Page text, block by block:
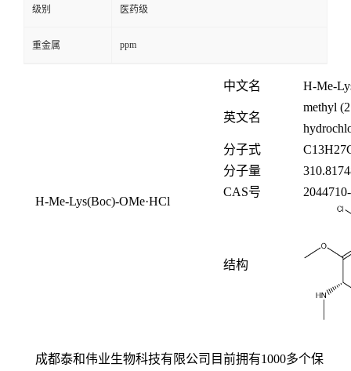
级别 医药级
重金属 ppm
H-Me-Lys(Boc)-OMe·HCl
中文名 H-Me-
英文名
methyl
分子式
C13H27
分子量
CAS号
结构
成都泰和伟业生物科技有限公司目前拥有1000多个保